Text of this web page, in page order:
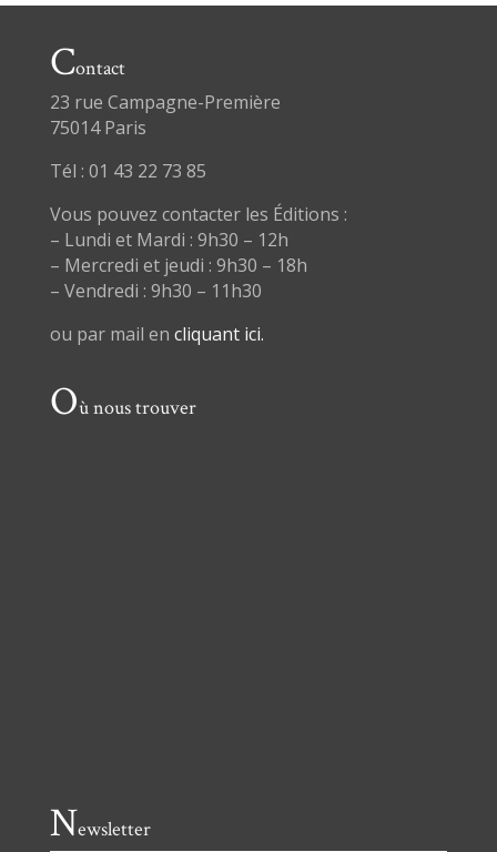
Contact
23 rue Campagne-Première
75014 Paris
Tél : 01 43 22 73 85
Vous pouvez contacter les Éditions :
– Lundi et Mardi : 9h30 – 12h
– Mercredi et jeudi : 9h30 – 18h
– Vendredi : 9h30 – 11h30
ou par mail en cliquant ici.
Où nous trouver
Newsletter